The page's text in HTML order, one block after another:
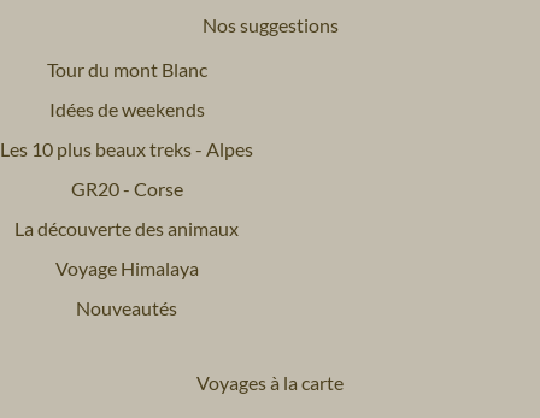
Nos suggestions
Tour du mont Blanc
Idées de weekends
Les 10 plus beaux treks - Alpes
GR20 - Corse
La découverte des animaux
Voyage Himalaya
Nouveautés
Voyages à la carte